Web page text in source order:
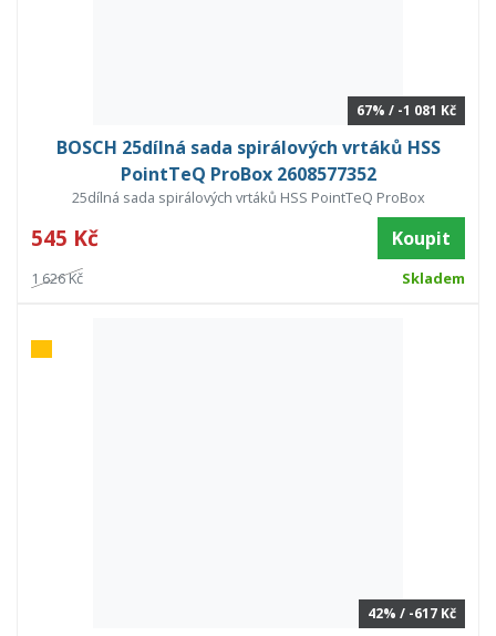
67% / -1 081 Kč
BOSCH 25dílná sada spirálových vrtáků HSS
PointTeQ ProBox 2608577352
25dílná sada spirálových vrtáků HSS PointTeQ ProBox
545 Kč Koupit
1 626 Kč Skladem
42% / -617 Kč